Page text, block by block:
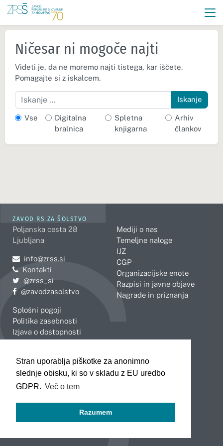
Stran uporablja piškotke za anonimno
slednje obisku, ki so v skladu z EU uredbo
GDPR. Več o tem
Razumem
Ničesar ni mogoče najti
Videti je, da ne moremo najti tistega, kar iščete.
Pomagajte si z iskalcem.
Iskanje
Vse
Digitalna
bralnica
Spletna
knjigarna
Arhiv
člankov
ZAVOD RS ZA ŠOLSTVO
Poljanska cesta 28
Ljubljana
Pošljite e-mail na
info@zrss.si
Kontakti
Pojdite na Twitter:
@zrss_si
Pojdite na Facebook:
@zavodzasolstvo
Splošni pogoji
Politika zasebnosti
Izjava o dostopnosti
Mediji o nas
Temeljne naloge
IJZ
CGP
Organizacijske enote
Razpisi in javne objave
Nagrade in priznanja
Celje
Koper
Kranj
Novo mesto
Slovenj Gradec